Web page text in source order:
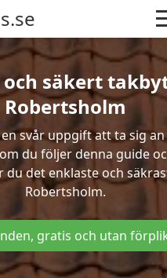
och säkert
Robertsholm
svår uppgift att ta sig an
du följer denna guide
det enklaste och
Robertsholm.
gratis och utan